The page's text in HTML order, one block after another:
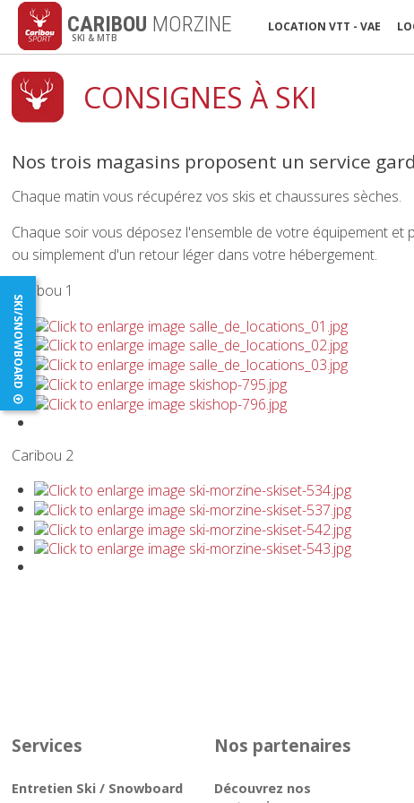
CARIBOU MORZINE
SKI & MTB
LOCATION VTT - VAE
CONSIGNES À SKI
Nos trois magasins proposent un service
Chaque matin vous récupérez vos skis et chaussures sèches.
Chaque soir vous déposez l'ensemble de votre équipement
ou simplement d'un retour léger dans votre hébergement.
Caribou 1
Caribou 2
Services
Entretien Ski / Snowboard
Nos partenaires
Découvrez nos
SKI/SNOWBOARD